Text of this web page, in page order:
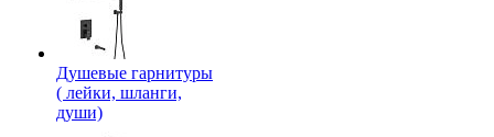
Душевые гарнитуры
( лейки, шланги,
души)